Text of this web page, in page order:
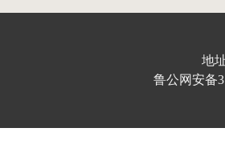
地
鲁公网安备